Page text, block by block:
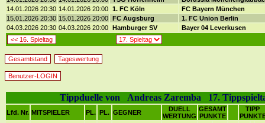
14.01.2026 20:30 14.01.2026 20:00 1. FC Köln
FC Bayern München
15.01.2026 20:30 15.01.2026 20:00 FC Augsburg
1. FC Union Berlin
04.03.2026 20:30 04.03.2026 20:00 Hamburger SV
Bayer 04 Leverkusen
<< 16. Spieltag
Gesamtstand Tageswertung
Benutzer-LOGIN
Tippduelle von Andreas Zaremba 17.
Lfd. Nr. MITSPIELER PL. PL. GEGNER
DUELL
WERTUNG
GESAMT
PUNKTE
TIPP